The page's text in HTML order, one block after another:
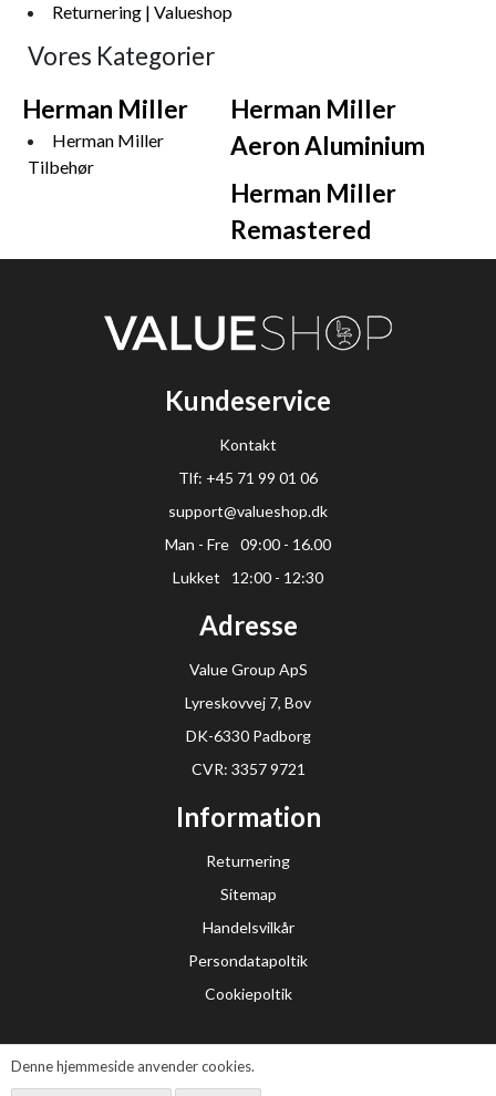
Returnering | Valueshop
Vores Kategorier
Herman Miller
Herman Miller
Tilbehør
Herman Miller
Aeron Aluminium
Herman Miller
Remastered
Kundeservice
Kontakt
Tlf: +45 71 99 01 06
support@valueshop.dk
Man - Fre 09:00 - 16.00
Lukket
12:00 - 12:30
Adresse
Value Group ApS
Lyreskovvej 7, Bov
DK-6330 Padborg
CVR: 3357 9721
Information
Returnering
Sitemap
Handelsvilkår
Persondatapoltik
Cookiepoltik
Denne hjemmeside anvender cookies.